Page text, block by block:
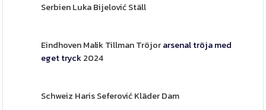
Serbien Luka Bijelović Ställ
Eindhoven Malik Tillman Tröjorarsenal tröja med
eget tryck2024
Schweiz Haris Seferović Kläder Dam